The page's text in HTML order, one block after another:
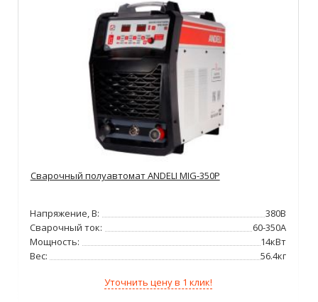
Сварочный полуавтомат ANDELI MIG-350P
Напряжение, В:
380В
Сварочный ток:
60-350А
Мощность:
14кВт
Вес:
56.4кг
Уточнить цену в 1 клик!